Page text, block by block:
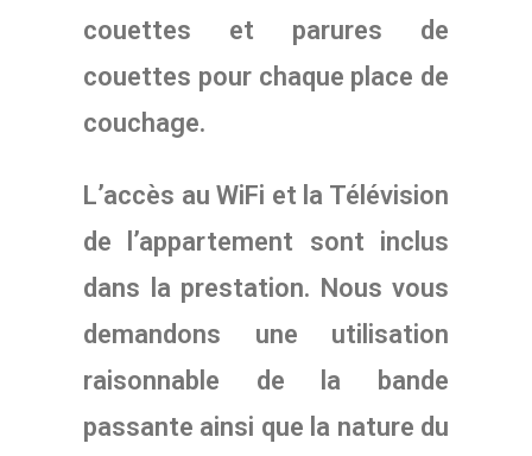
couettes et parures de
couettes pour chaque place de
couchage.
L’accès au WiFi et la Télévision
de l’appartement sont inclus
dans la prestation. Nous vous
demandons une utilisation
raisonnable de la bande
passante ainsi que la nature du